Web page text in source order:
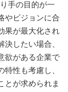
手の目的が一
やビジョンに合
果が最大化され
したい場合、
欲がある企業で
性も考慮し、
とが求められま